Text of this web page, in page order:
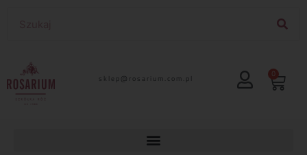
lp.moc.muirasor@pelks 0